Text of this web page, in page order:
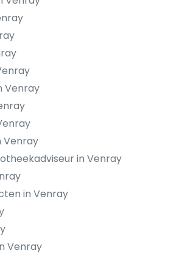
Venray
Venray
in Venray
in Venray
Venray